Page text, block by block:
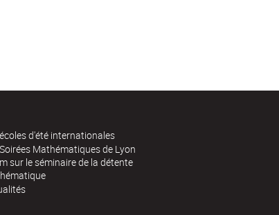
d'été internationales
Mathématiques de Lyon
sur le séminaire de la détente